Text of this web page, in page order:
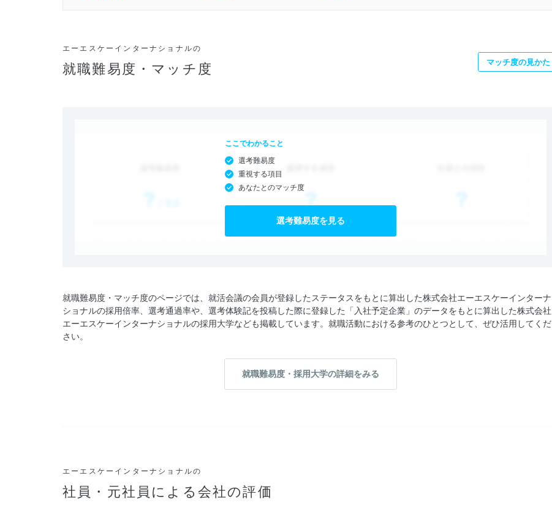
エーエスケーインターナショナルの
就職難易度・マッチ度 マッチ度の見かた
ここでわかること
選考難易度
重視する項目
あなたとのマッチ度
選考難易度を見る
就職難易度・マッチ度のページでは、就活会議の会員が登録したステータスをもとに算出した株式会社エーエスケーインターナ
ショナルの採用倍率、選考通過率や、選考体験記を投稿した際に登録した「入社予定企業」のデータをもとに算出した株式会社
エーエスケーインターナショナルの採用大学なども掲載しています。就職活動における参考のひとつとして、ぜひ活用してくだ
さい。
就職難易度・採用大学の詳細をみる
エーエスケーインターナショナルの
社員・元社員による会社の評価